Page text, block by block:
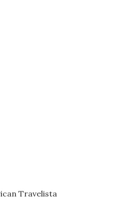
Travelista